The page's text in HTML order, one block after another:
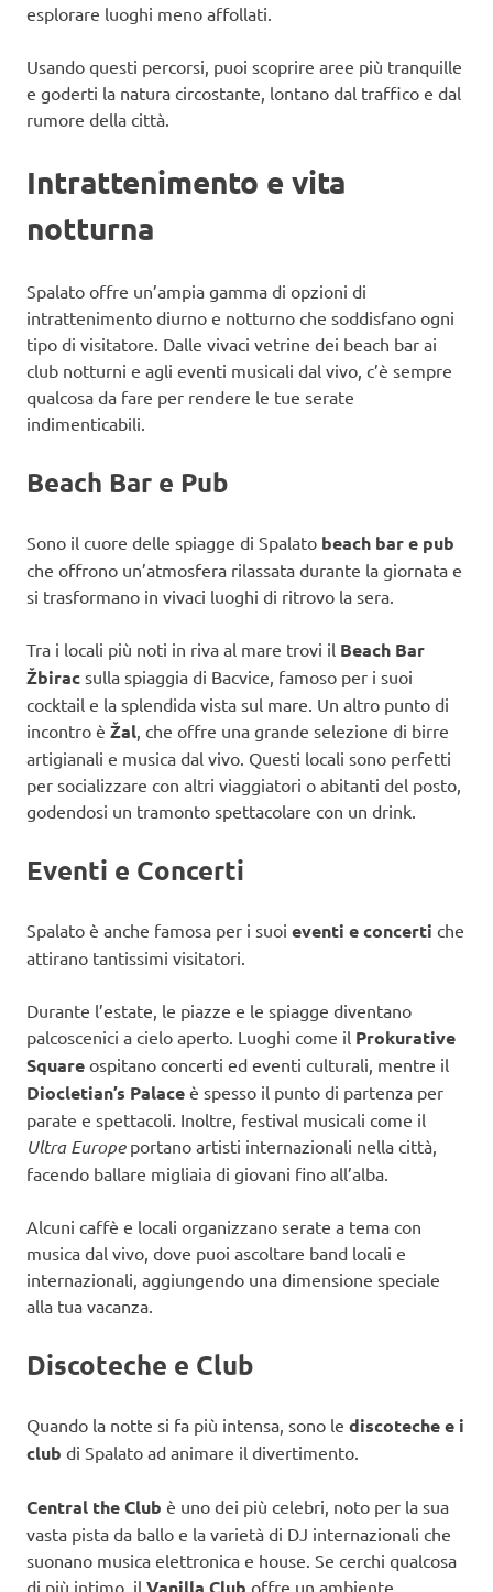
esplorare luoghi meno affollati.
Usando questi percorsi, puoi scoprire aree più tranquille
e goderti la natura circostante, lontano dal traffico e dal
rumore della città.
Intrattenimento e vita
notturna
Spalato offre un’ampia gamma di opzioni di
intrattenimento diurno e notturno che soddisfano ogni
tipo di visitatore. Dalle vivaci vetrine dei beach bar ai
club notturni e agli eventi musicali dal vivo, c’è sempre
qualcosa da fare per rendere le tue serate
indimenticabili.
Beach Bar e Pub
Sono il cuore delle spiagge di Spalato beach bar e pub
che offrono un’atmosfera rilassata durante la giornata e
si trasformano in vivaci luoghi di ritrovo la sera.
Tra i locali più noti in riva al mare trovi il Beach Bar
Žbirac sulla spiaggia di Bacvice, famoso per i suoi
cocktail e la splendida vista sul mare. Un altro punto di
incontro è Žal , che offre una grande selezione di birre
artigianali e musica dal vivo. Questi locali sono perfetti
per socializzare con altri viaggiatori o abitanti del posto,
godendosi un tramonto spettacolare con un drink.
Eventi e Concerti
Spalato è anche famosa per i suoi eventi e concerti che
attirano tantissimi visitatori.
Durante l’estate, le piazze e le spiagge diventano
palcoscenici a cielo aperto. Luoghi come il Prokurative
Square ospitano concerti ed eventi culturali, mentre il
Diocletian’s Palace è spesso il punto di partenza per
parate e spettacoli. Inoltre, festival musicali come il
Ultra Europeportano artisti internazionali nella città,
facendo ballare migliaia di giovani fino all’alba.
Alcuni caffè e locali organizzano serate a tema con
musica dal vivo, dove puoi ascoltare band locali e
internazionali, aggiungendo una dimensione speciale
alla tua vacanza.
Discoteche e Club
Quando la notte si fa più intensa, sono le discoteche e i
club di Spalato ad animare il divertimento.
Central the Club è uno dei più celebri, noto per la sua
vasta pista da ballo e la varietà di DJ internazionali che
suonano musica elettronica e house. Se cerchi qualcosa
di più intimo, il Vanilla Club offre un ambiente